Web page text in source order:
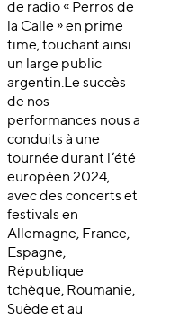
de radio « Perros de
la Calle » en prime
time, touchant ainsi
un large public
argentin.Le succès
de nos
performances nous a
conduits à une
tournée durant l’été
européen 2024,
avec des concerts et
festivals en
Allemagne, France,
Espagne,
République
tchèque, Roumanie,
Suède et au